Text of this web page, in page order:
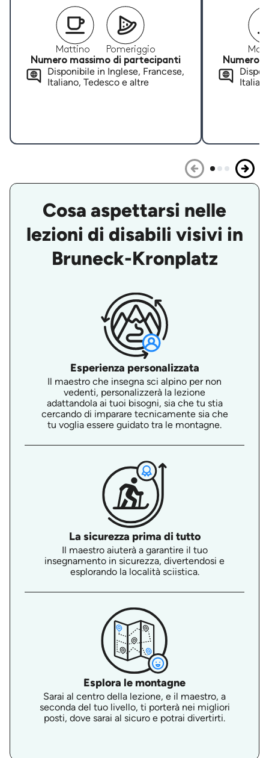
Mattino
Pomeriggio
Numero massimo di partecipanti
Disponibile in Inglese, Francese,
Italiano, Tedesco e altre
Numero
Cosa aspettarsi nelle
lezioni di disabili visivi in
Bruneck-Kronplatz
Esperienza personalizzata
Il maestro che insegna sci alpino per non
vedenti, personalizzerà la lezione
adattandola ai tuoi bisogni, sia che tu stia
cercando di imparare tecnicamente sia che
tu voglia essere guidato tra le montagne.
La sicurezza prima di tutto
Il maestro aiuterà a garantire il tuo
insegnamento in sicurezza, divertendosi e
esplorando la località sciistica.
Esplora le montagne
Sarai al centro della lezione, e il maestro, a
seconda del tuo livello, ti porterà nei migliori
posti, dove sarai al sicuro e potrai divertirti.